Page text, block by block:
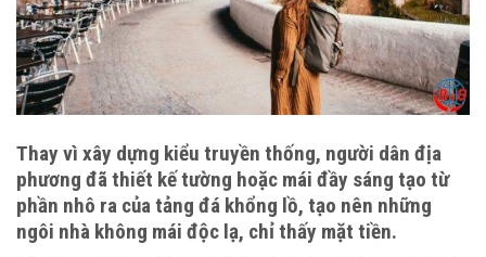
Thay vì xây dựng kiểu truyền thống, người dân địa
phương đã thiết kế tường hoặc mái đầy sáng tạo từ
phần nhô ra của tảng đá khổng lồ, tạo nên những
ngôi nhà không mái độc lạ, chỉ thấy mặt tiền.